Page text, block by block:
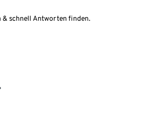
& schnell Antworten finden.